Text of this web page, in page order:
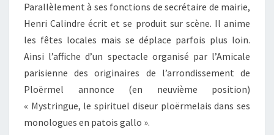
Parallèlement à ses fonctions de secrétaire de mairie,
Henri Calindre écrit et se produit sur scène. Il anime
les fêtes locales mais se déplace parfois plus loin.
Ainsi l’affiche d’un spectacle organisé par l’Amicale
parisienne des originaires de l’arrondissement de
Ploërmel annonce (en neuvième position)
« Mystringue, le spirituel diseur ploërmelais dans ses
monologues en patois gallo ».